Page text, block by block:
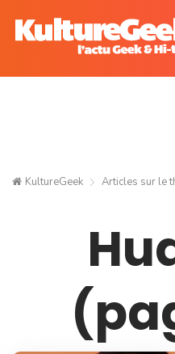
KultureGeek Articles sur le